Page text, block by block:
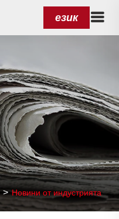
език
Новини от индустрията